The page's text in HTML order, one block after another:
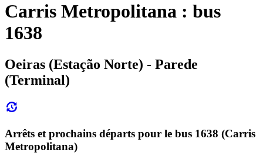
Carris Metropolitana : bus
1638
Oeiras (Estação Norte) - Parede
(Terminal)
Arrêts et prochains départs pour le bus 1638 (Carris
Metropolitana)